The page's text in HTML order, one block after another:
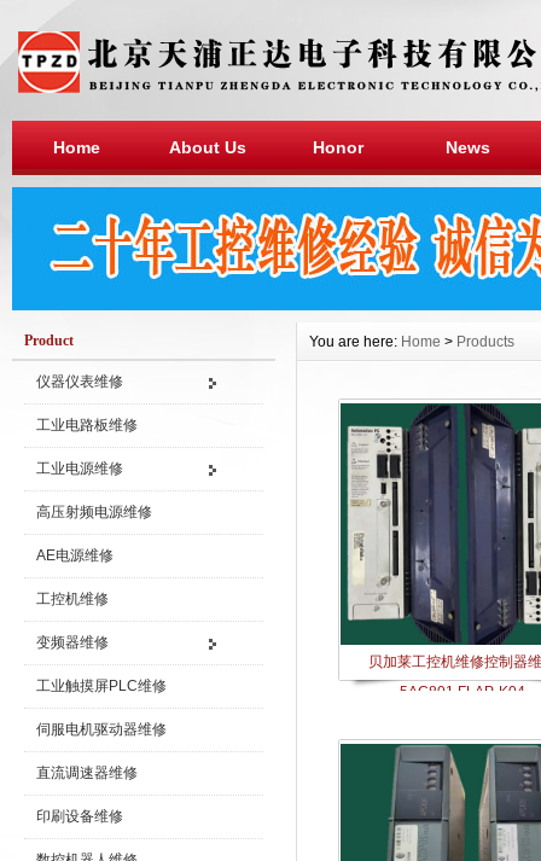
Home About Us Honor News
Product
仪器仪表维修
工业电路板维修
工业电源维修
高压射频电源维修
AE电源维修
工控机维修
变频器维修
工业触摸屏PLC维修
伺服电机驱动器维修
直流调速器维修
印刷设备维修
You are here: Home > Products
贝加莱工控机维修控制器
5AC801.FLAP-K04